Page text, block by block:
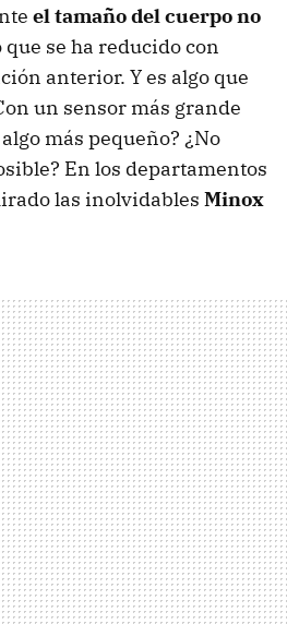
el tamaño del cuerpo no
que se ha reducido con
anterior. Y es algo que
un sensor más grande
más pequeño? ¿No
En los departamentos
las inolvidables Minox